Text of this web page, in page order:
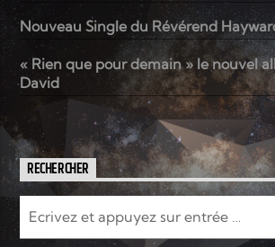
Elyon Live
Elyon Kids
Nouveau Single du Révérend
« Rien que pour demain » le nouvel
David
RECHERCHER